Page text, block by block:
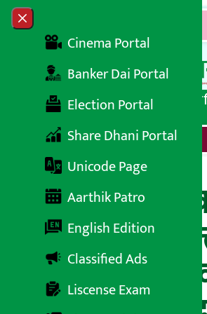
Skip to content
Close menu
Cinema Portal
Banker Dai Portal
Election Portal
Share Dhani Portal
Unicode Page
Aarthik Patro
English Edition
Classified Ads
Liscense Exam
सबै समाचारबेथिति मुर्दाबादबैंकिङ विशेष
युनियन
तेस्रो त्रैमासको
विवरण